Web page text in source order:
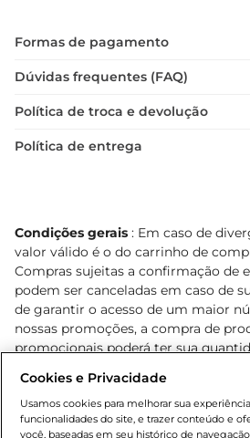
Formas de pagamento
Dúvidas frequentes (FAQ)
Política de troca e devolução
Política de entrega
Condições gerais : Em caso de
valor válido é o do carrinho de
Compras sujeitas a confirmação de
podem ser canceladas em caso de
de garantir o acesso de um maior
nossas promoções, a compra de
promocionais poderá ter sua
o e-commerce e válidos durante o
sofrer alterações sem prévia
de bebidas alcoólicas para menores
Cookies e Privacidade
Usamos cookies para melhorar sua
funcionalidades do site, e trazer conteúdo e
você, baseadas em seu histórico de